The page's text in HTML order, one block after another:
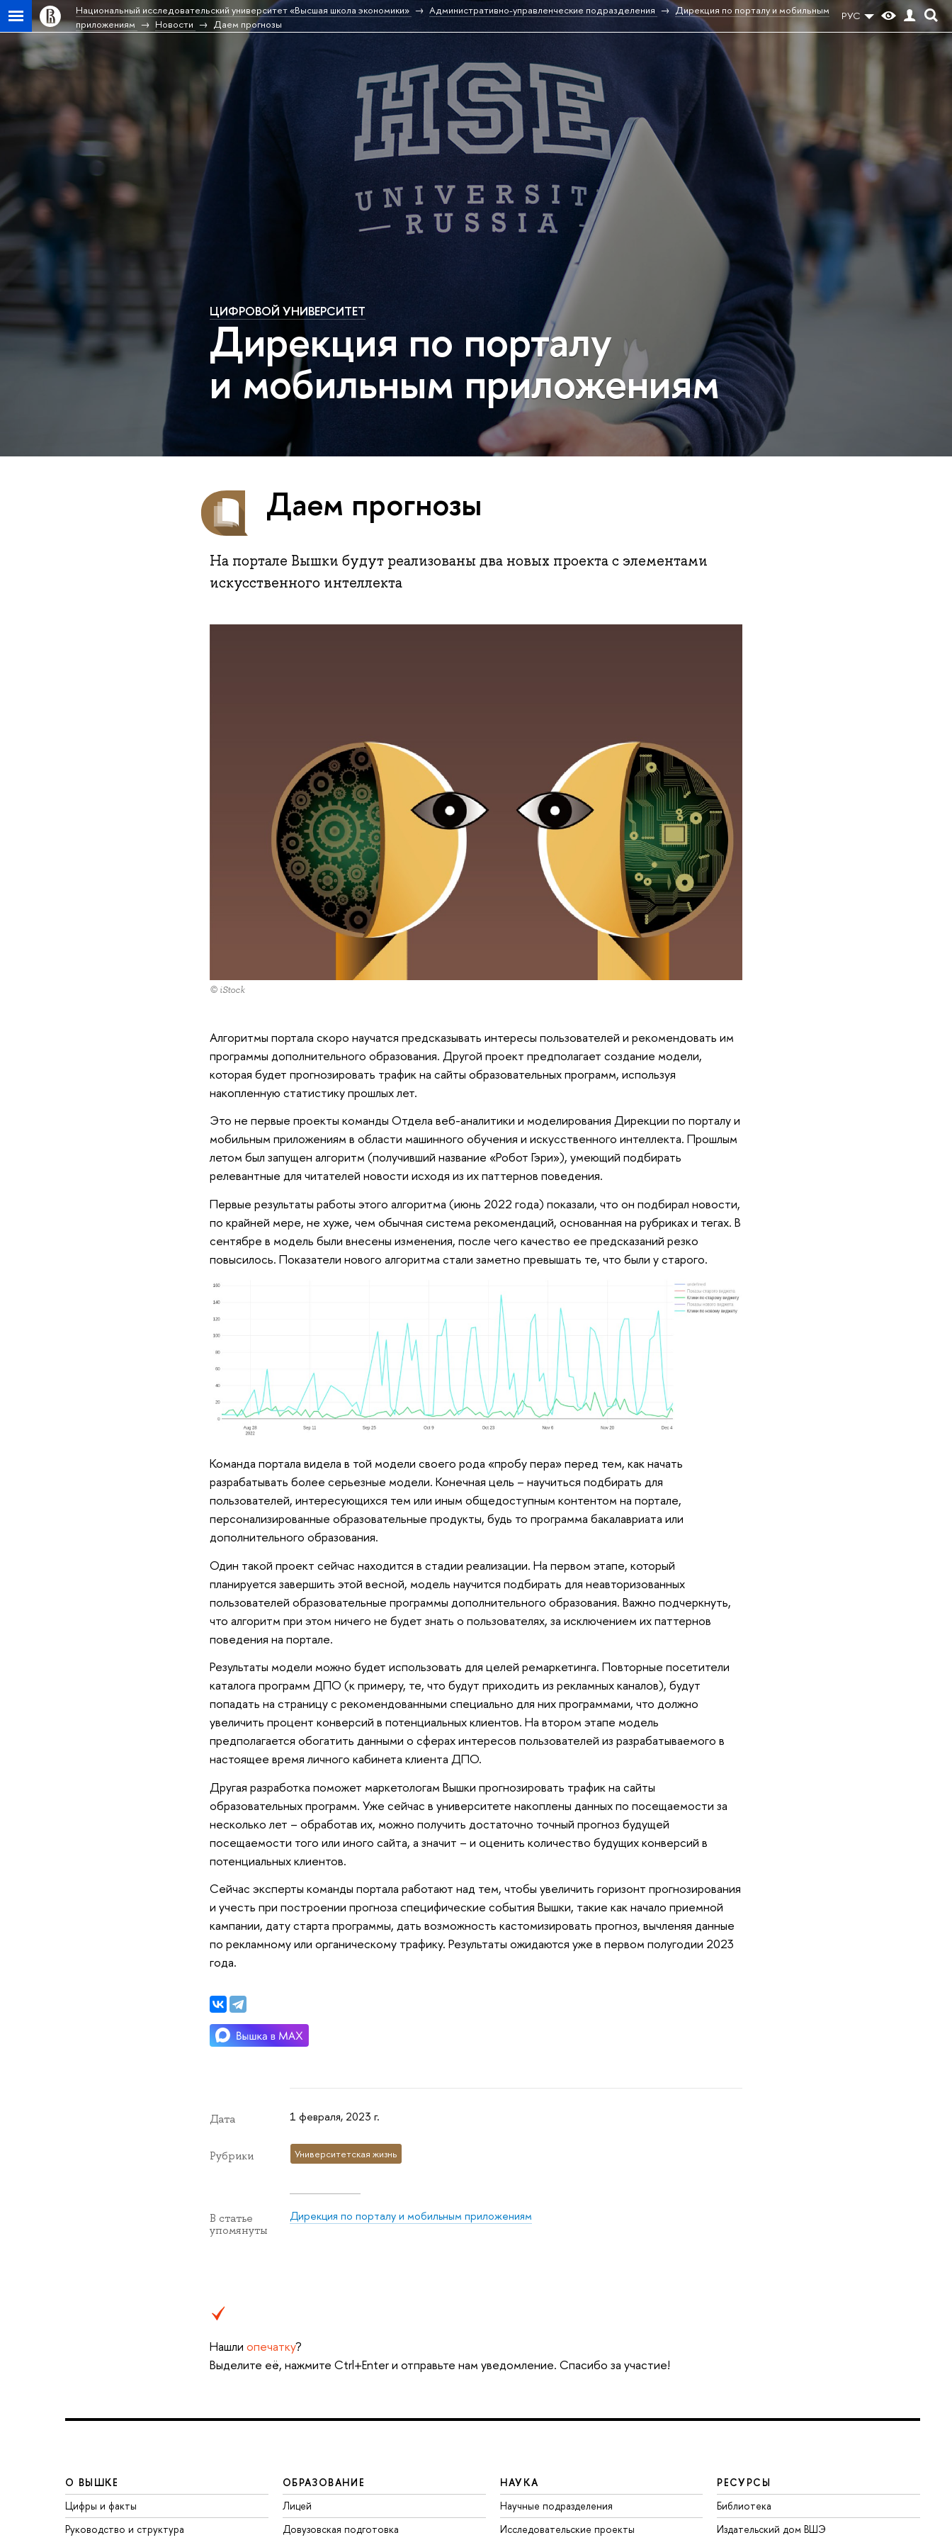
РУС
Национальный исследовательский университет «Высшая школа экономики» Административно-управленческие подразделения
Дирекция по порталу и мобильным
приложениям
Новости Даем прогнозы
ЦИФРОВОЙ УНИВЕРСИТЕТ
Дирекция по порталу
и мобильным приложениям
Даем прогнозы
На портале Вышки будут реализованы два новых проекта с элементами
искусственного интеллекта
© iStock
Алгоритмы портала скоро научатся предсказывать интересы пользователей и рекомендовать им
программы дополнительного образования. Другой проект предполагает создание модели,
которая будет прогнозировать трафик на сайты образовательных программ, используя
накопленную статистику прошлых лет.
Это не первые проекты команды Отдела веб-аналитики и моделирования Дирекции по порталу и
мобильным приложениям в области машинного обучения и искусственного интеллекта. Прошлым
летом был запущен алгоритм (получивший название «Робот Гэри»), умеющий подбирать
релевантные для читателей новости исходя из их паттернов поведения.
Первые результаты работы этого алгоритма (июнь 2022 года) показали, что он подбирал новости,
по крайней мере, не хуже, чем обычная система рекомендаций, основанная на рубриках и тегах. В
сентябре в модель были внесены изменения, после чего качество ее предсказаний резко
повысилось. Показатели нового алгоритма стали заметно превышать те, что были у старого.
Команда портала видела в той модели своего рода «пробу пера» перед тем, как начать
разрабатывать более серьезные модели. Конечная цель – научиться подбирать для
пользователей, интересующихся тем или иным общедоступным контентом на портале,
персонализированные образовательные продукты, будь то программа бакалавриата или
дополнительного образования.
Один такой проект сейчас находится в стадии реализации. На первом этапе, который
планируется завершить этой весной, модель научится подбирать для неавторизованных
пользователей образовательные программы дополнительного образования. Важно подчеркнуть,
что алгоритм при этом ничего не будет знать о пользователях, за исключением их паттернов
поведения на портале.
Результаты модели можно будет использовать для целей ремаркетинга. Повторные посетители
каталога программ ДПО (к примеру, те, что будут приходить из рекламных каналов), будут
попадать на страницу с рекомендованными специально для них программами, что должно
увеличить процент конверсий в потенциальных клиентов. На втором этапе модель
предполагается обогатить данными о сферах интересов пользователей из разрабатываемого в
настоящее время личного кабинета клиента ДПО.
Другая разработка поможет маркетологам Вышки прогнозировать трафик на сайты
образовательных программ. Уже сейчас в университете накоплены данных по посещаемости за
несколько лет – обработав их, можно получить достаточно точный прогноз будущей
посещаемости того или иного сайта, а значит – и оценить количество будущих конверсий в
потенциальных клиентов.
Сейчас эксперты команды портала работают над тем, чтобы увеличить горизонт прогнозирования
и учесть при построении прогноза специфические события Вышки, такие как начало приемной
кампании, дату старта программы, дать возможность кастомизировать прогноз, вычленяя данные
по рекламному или органическому трафику. Результаты ожидаются уже в первом полугодии 2023
года.
Дата 1 февраля, 2023 г.
Рубрики Университетская жизнь
В статье
упомянуты
Дирекция по порталу и мобильным приложениям
Нашли опечатку?
Выделите её, нажмите Ctrl+Enter и отправьте нам уведомление. Спасибо за участие!
О ВЫШКЕ
Цифры и факты
Руководство и структура
ОБРАЗОВАНИЕ
Лицей
Довузовская подготовка
НАУКА
Научные подразделения
Исследовательские проекты
РЕСУРСЫ
Библиотека
Издательский дом ВШЭ